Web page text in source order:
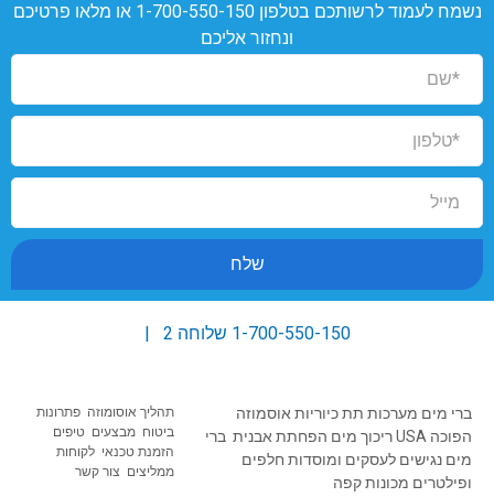
נשמח לעמוד לרשותכם בטלפון1-700-550-150 או מלאו פרטיכם
ונחזור אליכם
שלח
1-700-550-150 שלוחה 2 |
ברי מים מערכות תת כיוריות אוסמוזה
הפוכה USA
ריכוך מים הפחתת אבנית ברי
מים נגישים לעסקים ומוסדות חלפים
ופילטרים מכונות קפה
תהליך אוסומוזה פתרונות
ביטוח מבצעים טיפים
הזמנת טכנאי לקוחות
ממליצים צור קשר